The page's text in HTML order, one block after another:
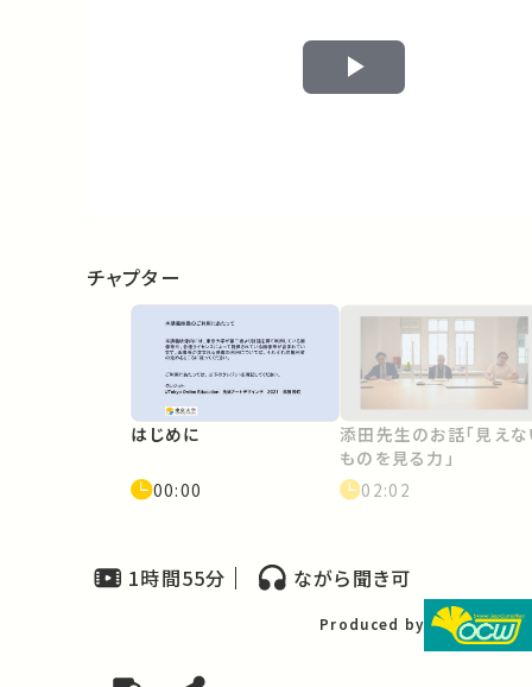
Play
チャプター
はじめに
00:00
添田先生のお話「見え
ものを見る力」
02:02
1時間55分 ながら聞き可
Produced by